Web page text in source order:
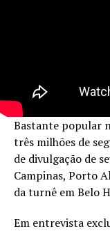
Bastante popular
três milhões de
de divulgação de
Campinas, Porto
da turnê em Belo
Em entrevista